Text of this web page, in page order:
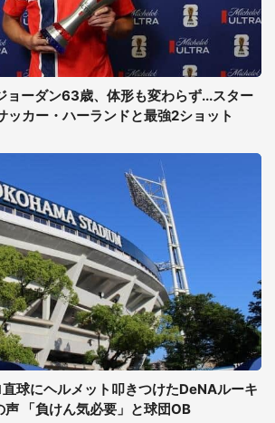
ョーダン63歳、体形も変わらず...スター
ッカー・ハーランドと最強2ショット
球にヘルメット叩きつけたDeNAルーキ
声 「負けん気必要」と球団OB